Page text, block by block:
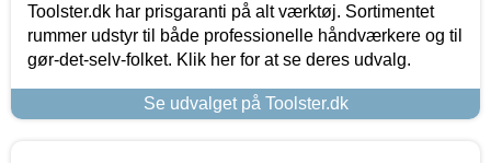
Toolster.dk har prisgaranti på alt værktøj. Sortimentet
rummer udstyr til både professionelle håndværkere og til
gør-det-selv-folket. Klik her for at se deres udvalg.
Se udvalget på Toolster.dk